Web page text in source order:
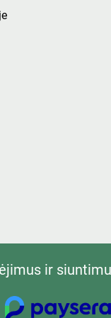
ir